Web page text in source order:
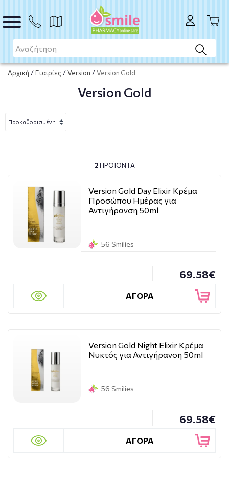
Αρχική /Εταιρίες /Version /Version Gold
Version Gold
2ΠΡΟΪΌΝΤΑ
Version Gold Day Elixir Κρέμα
Προσώπου Ημέρας για
Αντιγήρανση 50ml
56 Smilies
69.58€
ΑΓΟΡΑ
Version Gold Night Elixir Κρέμα
Νυκτός για Αντιγήρανση 50ml
56 Smilies
69.58€
ΑΓΟΡΑ